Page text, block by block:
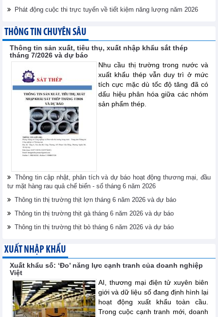
Phát động cuộc thi trực tuyến về tiết kiệm năng lượng năm 2026
THÔNG TIN CHUYÊN SÂU
Thông tin sản xuất, tiêu thụ, xuất nhập khẩu sắt thép
tháng 7/2026 và dự báo
Nhu cầu thị trường trong nước và
xuất khẩu thép vẫn duy trì ở mức
tích cực mặc dù tốc độ tăng đã có
dấu hiệu phân hóa giữa các nhóm
sản phẩm thép.
Thông tin cập nhật, phân tích và dự báo hoạt động thương mại, đầu
tư mặt hàng rau quả chế biến - số tháng 6 năm 2026
Thông tin thị trường thịt lợn tháng 6 năm 2026 và dự báo
Thông tin thị trường thịt gà tháng 6 năm 2026 và dự báo
Thông tin thị trường thịt bò tháng 6 năm 2026 và dự báo
XUẤT NHẬP KHẨU
Xuất khẩu số: ‘Đo’ năng lực cạnh tranh của doanh nghiệp
Việt
AI, thương mại điện tử xuyên biên
giới và dữ liệu số đang định hình lại
hoạt động xuất khẩu toàn cầu.
Trong cuộc cạnh tranh mới, doanh